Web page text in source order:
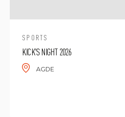
SPORTS
KICK'S NIGHT 2026
AGDE